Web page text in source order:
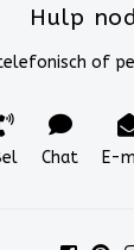
Hulp
of
Chat E-